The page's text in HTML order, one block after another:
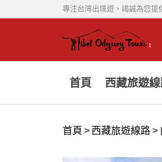
專注台灣出境遊，竭誠為您提
首頁 西藏旅遊
首頁 > 西藏旅遊線路>